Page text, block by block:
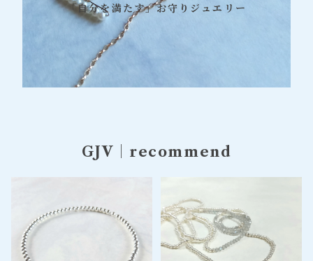
「自分を満たす」お守りジュエリー
GJV｜recommend